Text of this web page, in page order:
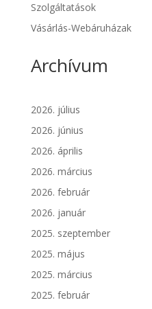
Szolgáltatások
Vásárlás-Webáruházak
Archívum
2026. július
2026. június
2026. április
2026. március
2026. február
2026. január
2025. szeptember
2025. május
2025. március
2025. február